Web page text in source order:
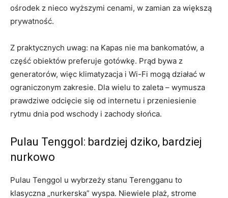
ośrodek z nieco wyższymi cenami, w zamian za większą
prywatność.
Z praktycznych uwag: na Kapas nie ma bankomatów, a
część obiektów preferuje gotówkę. Prąd bywa z
generatorów, więc klimatyzacja i Wi-Fi mogą działać w
ograniczonym zakresie. Dla wielu to zaleta – wymusza
prawdziwe odcięcie się od internetu i przeniesienie
rytmu dnia pod wschody i zachody słońca.
Pulau Tenggol: bardziej dziko, bardziej
nurkowo
Pulau Tenggol u wybrzeży stanu Terengganu to
klasyczna „nurkerska” wyspa. Niewiele plaż, strome